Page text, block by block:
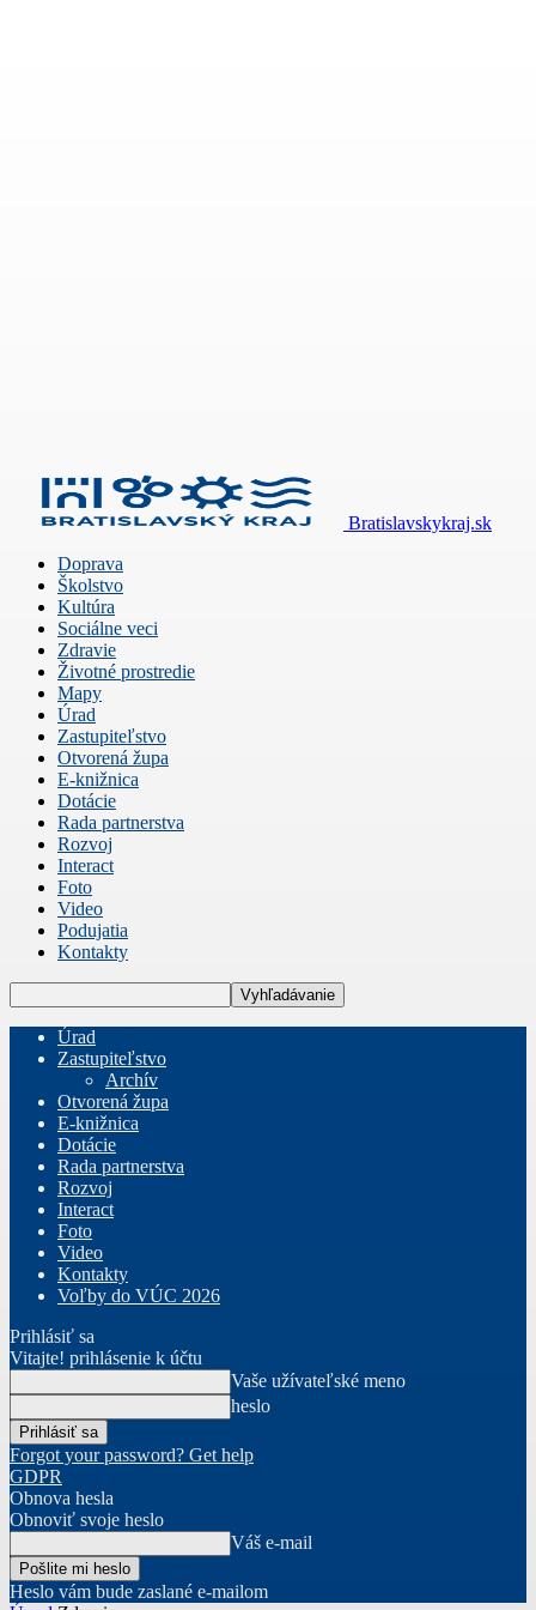
Bratislavskykraj.sk
Doprava
Školstvo
Kultúra
Sociálne veci
Zdravie
Životné prostredie
Mapy
Úrad
Zastupiteľstvo
Otvorená župa
E-knižnica
Dotácie
Rada partnerstva
Rozvoj
Interact
Foto
Video
Podujatia
Kontakty
Úrad
Zastupiteľstvo
Archív
Otvorená župa
E-knižnica
Dotácie
Rada partnerstva
Rozvoj
Interact
Foto
Video
Kontakty
Voľby do VÚC 2026
Prihlásiť sa
Vitajte! prihlásenie k účtu
Vaše užívateľské meno
heslo
Forgot your password? Get help
GDPR
Obnova hesla
Obnoviť svoje heslo
Váš e-mail
Heslo vám bude zaslané e-mailom